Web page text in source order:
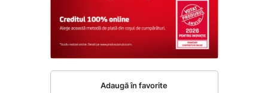
Adaugă în favorite